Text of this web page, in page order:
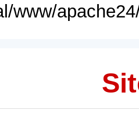
www/